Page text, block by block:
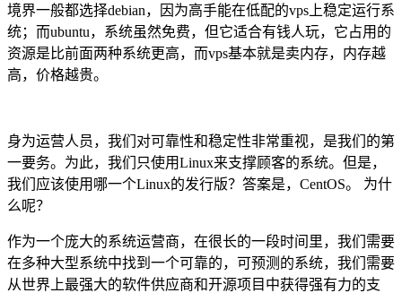
境界一般都选择debian，因为高手能在低配的vps上稳定运行系
统；而ubuntu，系统虽然免费，但它适合有钱人玩，它占用的
资源是比前面两种系统更高，而vps基本就是卖内存，内存越
高，价格越贵。
身为运营人员，我们对可靠性和稳定性非常重视，是我们的第
一要务。为此，我们只使用Linux来支撑顾客的系统。但是，
我们应该使用哪一个Linux的发行版？答案是，CentOS。 为什
么呢？
作为一个庞大的系统运营商，在很长的一段时间里，我们需要
在多种大型系统中找到一个可靠的，可预测的系统，我们需要
从世界上最强大的软件供应商和开源项目中获得强有力的支